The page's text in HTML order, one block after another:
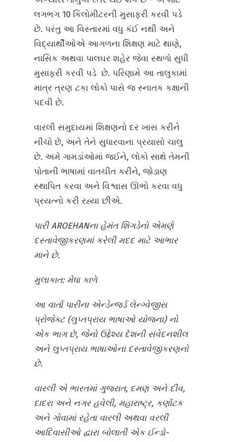
લગભગ 10 કિલોમીટરની મુસાફરી કરવી પડે
છે. પરંતુ આ વિસ્તારમાં વધુ કંઈ નથી અને
વિદ્યાર્થીઓએ આગળના શિક્ષણ માટે થાણે,
નાસિક અથવા પાલઘર શહેર જેવા સ્થળો સુધી
મુસાફરી કરવી પડે છે. પરિણામે આ તાલુકામાં
માત્ર ત્રણ ટકા લોકો પાસે જ સ્નાતક કક્ષાની
પદવી છે.
વારલી સમુદાયમાં શિક્ષણનો દર ખાસ કરીને
નીચો છે, અને તેને સુધારવાના પ્રયાસો ચાલુ
છે. અમે ગામડાંઓમાં જઈને, લોકો સાથે તેમની
પોતાની ભાષામાં વાતચીત કરીને, જોડાણ
સ્થાપિત કરવા અને વિશ્વાસ ઊભો કરવા વધુ
પ્રયત્નો કરી રહ્યા છીએ.
પારી AROEHANના હેમંત શિંગડેનો એમણે
દસ્તાવેજીકરણમાં કરેલી મદદ માટે આભાર
માને છે.
મુલાકાત: મેધા કાળે
આ વાર્તા પારીના એન્ડેન્જર્ડ લેન્ગ્વેજીસ
પ્રોજેક્ટ (લુપ્તપ્રાય ભાષાઓ યોજના) નો
એક ભાગ છે, જેનો ઉદ્દેશ્ય દેશની સંવેદનશીલ
અને લુપ્તપ્રાય ભાષાઓના દસ્તાવેજીકરણનો
છે.
વારલી એ ભારતમાં ગુજરાત, દમણ અને દીવ,
દાદરા અને નગર હવેલી, મહારાષ્ટ્ર, કર્ણાટક
અને ગોવામાં રહેતા વારલી અથવા વરલી
આદિવાસીઓ દ્વારા બોલાતી એક ઈન્ડો-